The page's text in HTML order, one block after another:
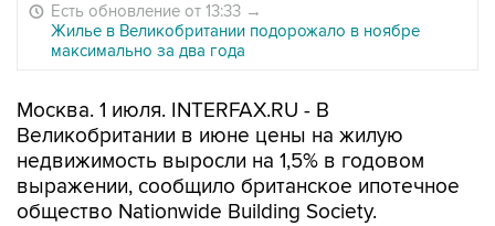
Есть обновление от 13:33 →
Жилье в Великобритании подорожало в ноябре
максимально за два года
Москва. 1 июля. INTERFAX.RU - В
Великобритании в июне цены на жилую
недвижимость выросли на 1,5% в годовом
выражении, сообщило британское ипотечное
общество Nationwide Building Society.